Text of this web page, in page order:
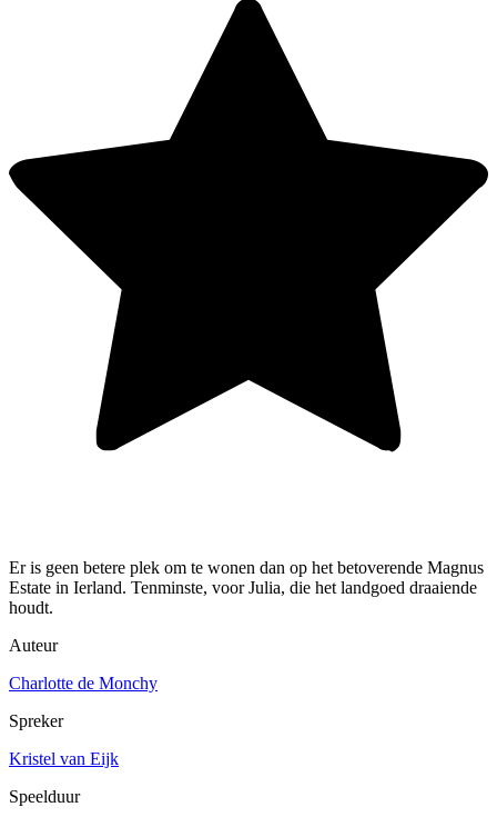
Er is geen betere plek om te wonen dan op het betoverende Magnus
Estate in Ierland. Tenminste, voor Julia, die het landgoed draaiende
houdt.
Auteur
Charlotte de Monchy
Spreker
Kristel van Eijk
Speelduur